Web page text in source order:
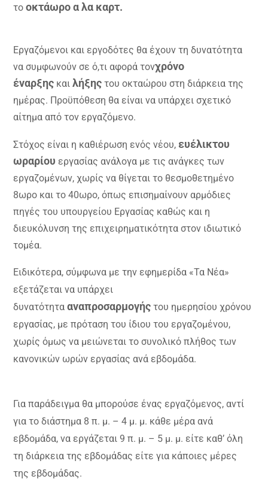
τοοκτάωρο α λα καρτ.
Εργαζόμενοι και εργοδότες θα έχουν τη δυνατότητα
να συμφωνούν σε ό,τι αφορά τονχρόνο
έναρξης καιλήξης του οκταώρου στη διάρκεια της
ημέρας. Προϋπόθεση θα είναι να υπάρχει σχετικό
αίτημα από τον εργαζόμενο.
Στόχος είναι η καθιέρωση ενός νέου, ευέλικτου
ωραρίου εργασίας ανάλογα με τις ανάγκες των
εργαζομένων, χωρίς να θίγεται το θεσμοθετημένο
8ωρο και το 40ωρο, όπως επισημαίνουν αρμόδιες
πηγές του υπουργείου Εργασίας καθώς και η
διευκόλυνση της επιχειρηματικότητα στον ιδιωτικό
τομέα.
Ειδικότερα, σύμφωνα με την εφημερίδα «Τα Νέα»
εξετάζεται να υπάρχει
δυνατότητααναπροσαρμογής του ημερησίου χρόνου
εργασίας, με πρόταση του ίδιου του εργαζομένου,
χωρίς όμως να μειώνεται το συνολικό πλήθος των
κανονικών ωρών εργασίας ανά εβδομάδα.
Για παράδειγμα θα μπορούσε ένας εργαζόμενος, αντί
για το διάστημα 8 π. μ. – 4 μ. μ. κάθε μέρα ανά
εβδομάδα, να εργάζεται 9 π. μ. – 5 μ. μ. είτε καθ’ όλη
τη διάρκεια της εβδομάδας είτε για κάποιες μέρες
της εβδομάδας.